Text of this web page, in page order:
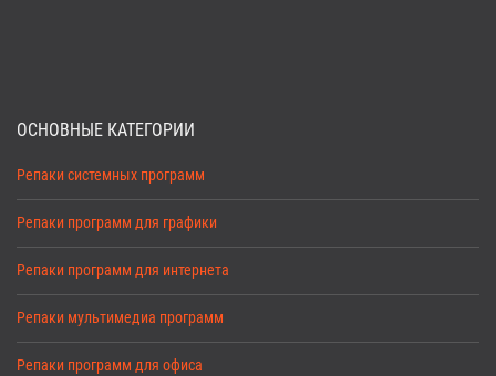
ОСНОВНЫЕ КАТЕГОРИИ
Репаки системных программ
Репаки программ для графики
Репаки программ для интернета
Репаки мультимедиа программ
Репаки программ для офиса